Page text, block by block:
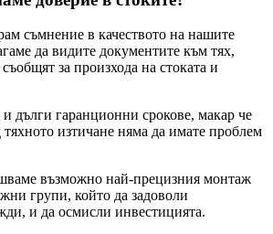
съмнение в качеството на нашите
да видите документите към тях,
за произхода на стоката и
дълги гаранционни срокове, макар че
изтичане няма да имате проблем
възможно най-прецизния монтаж
групи, който да задоволи
и да осмисли инвестицията.